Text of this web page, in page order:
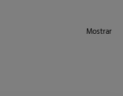
Mostrar